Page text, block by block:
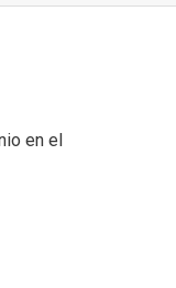
en el